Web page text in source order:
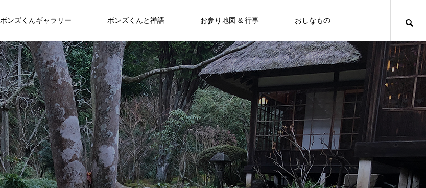
ボンズくんギャラリー ボンズくんと禅語 お参り地図 & 行事 おしなもの